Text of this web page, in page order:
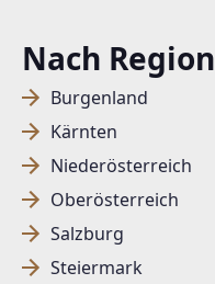
Nach Region
Burgenland
Kärnten
Niederösterreich
Oberösterreich
Salzburg
Steiermark